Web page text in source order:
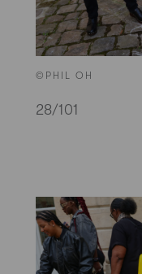
©PHIL OH
28/101